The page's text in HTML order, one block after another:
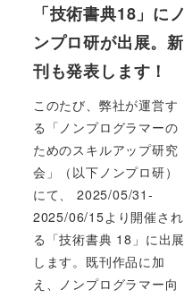
「技術書典18」にノ
ンプロ研が出展。新
刊も発表します！
このたび、弊社が運営す
る「ノンプログラマーの
ためのスキルアップ研究
会」（以下ノンプロ研）
にて、 2025/05/31-
2025/06/15より開催され
る「技術書典 18」に出展
します。既刊作品に加
え、ノンプログラマー向